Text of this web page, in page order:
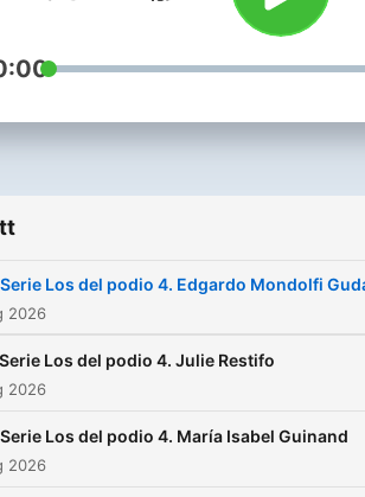
Serie Los del podio 4. Edgardo Mondolfi
2026
Serie Los del podio 4. Julie Restifo
2026
Serie Los del podio 4. María Isabel Guinand
2026